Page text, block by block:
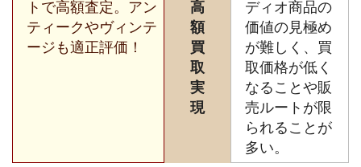
トで高額査定。アン
ティークやヴィンテ
ージも適正評価！
高
額
買
取
実
現
ディオ商品の
価値の見極め
が難しく、買
取価格が低く
なることや販
売ルートが限
られることが
多い。